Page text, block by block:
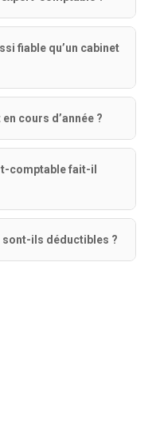
fiable qu’un cabinet
cours d’année ?
comptable fait-il
sont-ils déductibles ?